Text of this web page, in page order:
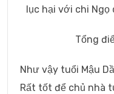
lục hại với chi Ngọ
Tổng
Như vậy tuổi Mậu
Rất tốt để chủ nhà